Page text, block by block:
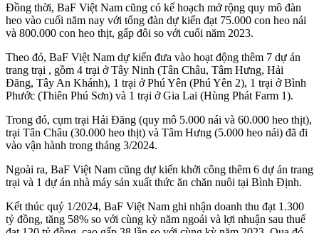
Đồng thời, BaF Việt Nam cũng có kế hoạch mở rộng quy mô đàn
heo vào cuối năm nay với tổng đàn dự kiến đạt 75.000 con heo nái
và 800.000 con heo thịt, gấp đôi so với cuối năm 2023.
Theo đó, BaF Việt Nam dự kiến đưa vào hoạt động thêm 7 dự án
trang trại , gồm 4 trại ở Tây Ninh (Tân Châu, Tâm Hưng, Hải
Đăng, Tây An Khánh), 1 trại ở Phú Yên (Phú Yên 2), 1 trại ở Bình
Phước (Thiên Phú Sơn) và 1 trại ở Gia Lai (Hùng Phát Farm 1).
Trong đó, cụm trại Hải Đăng (quy mô 5.000 nái và 60.000 heo thịt),
trại Tân Châu (30.000 heo thịt) và Tâm Hưng (5.000 heo nái) đã đi
vào vận hành trong tháng 3/2024.
Ngoài ra, BaF Việt Nam cũng dự kiến khởi công thêm 6 dự án trang
trại và 1 dự án nhà máy sản xuất thức ăn chăn nuôi tại Bình Định.
Kết thúc quý 1/2024, BaF Việt Nam ghi nhận doanh thu đạt 1.300
tỷ đồng, tăng 58% so với cùng kỳ năm ngoái và lợi nhuận sau thuế